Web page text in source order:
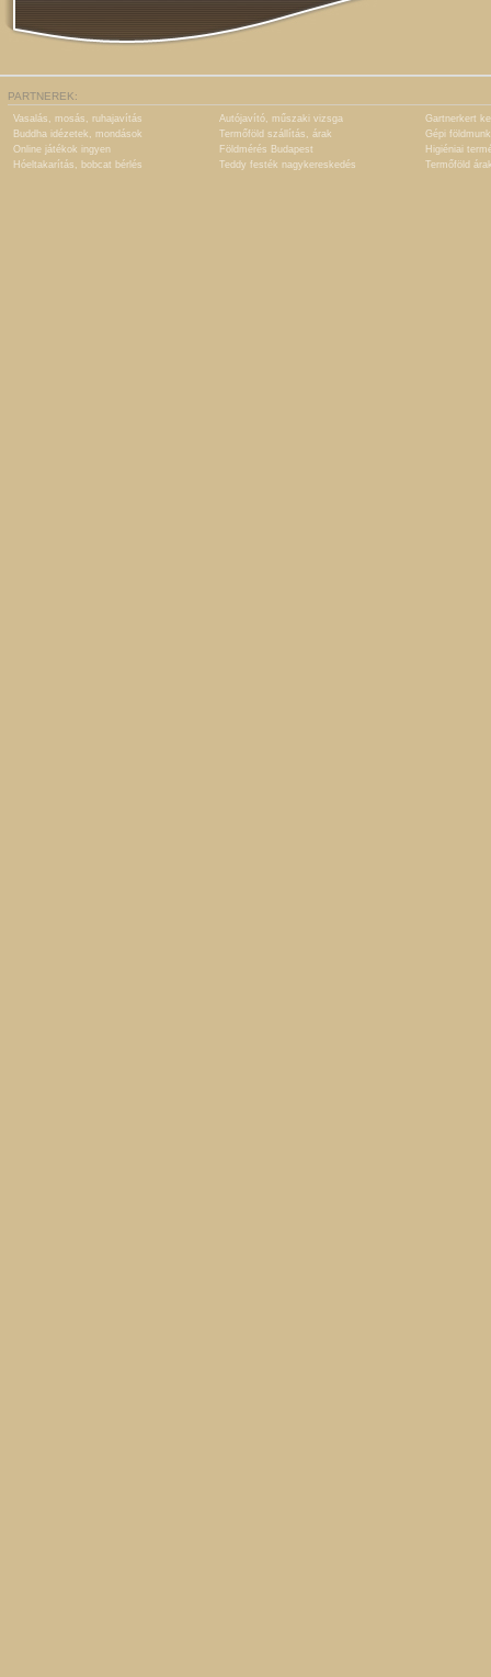
PARTNEREK:
Vasalás, mosás, ruhajavítás Autójavító, műszaki vizsga
Gartnerkert
Buddha idézetek, mondások
Termőföld szállítás, árak
Gépi
Online játékok ingyen
Földmérés Budapest
Higiéniai
Hóeltakarítás, bobcat bérlés
Teddy festék nagykereskedés Termőföld